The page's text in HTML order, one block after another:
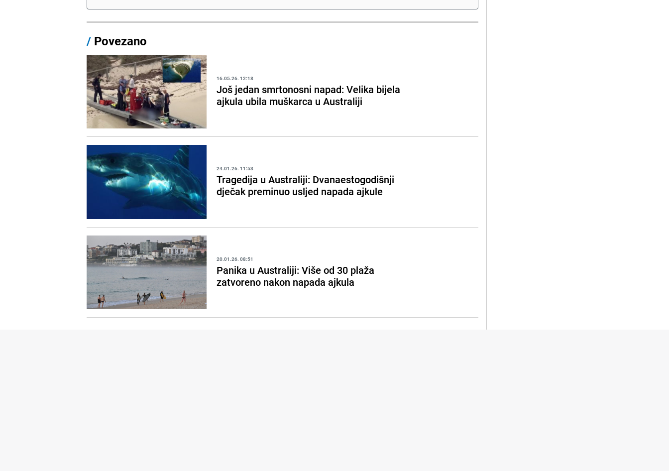
/ Povezano
16.05.26. 12:18
Još jedan smrtonosni napad: Velika bijela
ajkula ubila muškarca u Australiji
24.01.26. 11:53
Tragedija u Australiji: Dvanaestogodišnji
dječak preminuo usljed napada ajkule
20.01.26. 08:51
Panika u Australiji: Više od 30 plaža
zatvoreno nakon napada ajkula